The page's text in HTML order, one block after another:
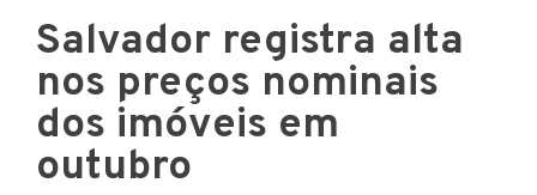
Salvador registra alta
nos preços nominais
dos imóveis em
outubro